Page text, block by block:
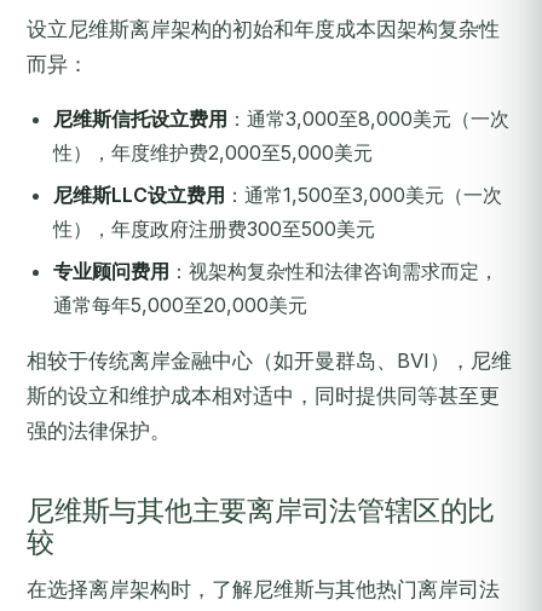
设立尼维斯离岸架构的初始和年度成本因架构复杂性
而异：
尼维斯信托设立费用 ：通常3,000至8,000美元（一次
性），年度维护费2,000至5,000美元
尼维斯LLC设立费用 ：通常1,500至3,000美元（一次
性），年度政府注册费300至500美元
专业顾问费用 ：视架构复杂性和法律咨询需求而定，
通常每年5,000至20,000美元
相较于传统离岸金融中心（如开曼群岛、BVI），尼维
斯的设立和维护成本相对适中，同时提供同等甚至更
强的法律保护。
尼维斯与其他主要离岸司法管辖区的比
较
在选择离岸架构时，了解尼维斯与其他热门离岸司法